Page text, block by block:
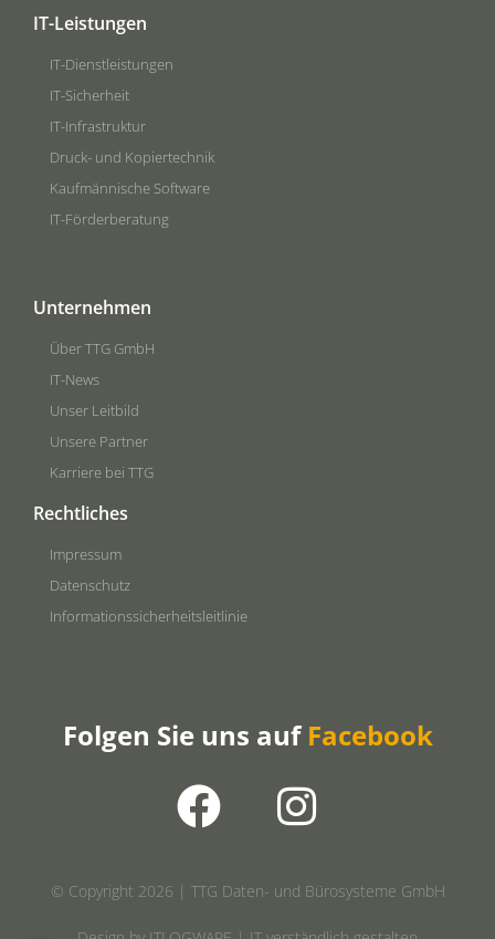
IT-Leistungen
IT-Dienstleistungen
IT-Sicherheit
IT-Infrastruktur
Druck- und Kopiertechnik
Kaufmännische Software
IT-Förderberatung
Unternehmen
Über TTG GmbH
IT-News
Unser Leitbild
Unsere Partner
Karriere bei TTG
Rechtliches
Impressum
Datenschutz
Informationssicherheitsleitlinie
Folgen Sie uns auf Facebook
© Copyright 2026 | TTG Daten- und Bürosysteme GmbH